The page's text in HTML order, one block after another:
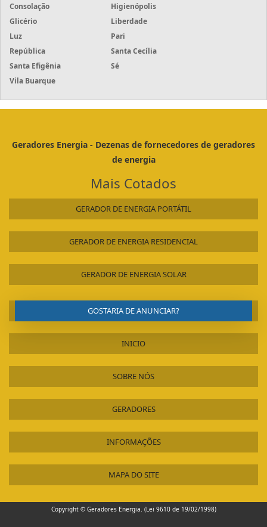
Consolação
Higienópolis
Glicério
Liberdade
Luz
Pari
República
Santa Cecília
Santa Efigênia
Sé
Vila Buarque
Geradores Energia - Dezenas de fornecedores de geradores
de energia
Mais Cotados
GERADOR DE ENERGIA PORTÁTIL
GERADOR DE ENERGIA RESIDENCIAL
GERADOR DE ENERGIA SOLAR
GOSTARIA DE ANUNCIAR?
INICIO
SOBRE NÓS
GERADORES
INFORMAÇÕES
MAPA DO SITE
Copyright © Geradores Energia. (Lei 9610 de 19/02/1998)